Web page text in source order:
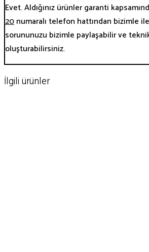
Evet. Aldığınız ürünler garanti
20numaralı telefon hattından bizimle
sorununuzu bizimle paylaşabilir ve
oluşturabilirsiniz.
İlgili ürünler